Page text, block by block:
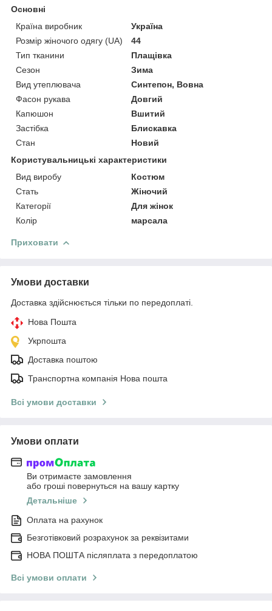
Основні
Країна виробник
Україна
Розмір жіночого одягу (UA)
44
Тип тканини
Плащівка
Сезон
Зима
Вид утеплювача
Синтепон, Вовна
Фасон рукава
Довгий
Капюшон
Вшитий
Застібка
Блискавка
Стан
Новий
Користувальницькі характеристики
Вид виробу
Костюм
Стать
Жіночий
Категорії
Для жінок
Колір
марсала
Приховати
Умови доставки
Доставка здійснюється тільки по передоплаті.
Нова Пошта
Укрпошта
Доставка поштою
Транспортна компанія Нова пошта
Всі умови доставки
Умови оплати
Ви отримаєте замовлення
або гроші повернуться на вашу картку
Детальніше
Оплата на рахунок
Безготівковий розрахунок за реквізитами
НОВА ПОШТА післяплата з передоплатою
Всі умови оплати